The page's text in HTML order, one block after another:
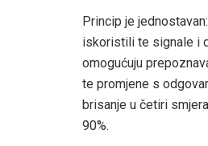
Princip je
iskoristili te signale i
omogućuju
te promjene s
brisanje u četiri
90%.